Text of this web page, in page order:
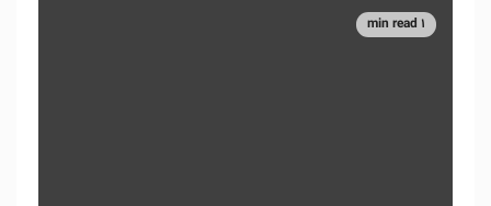
1 min read